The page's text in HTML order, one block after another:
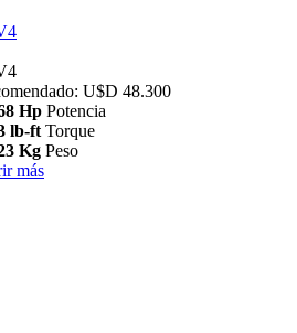
U$D 48.300
Hp Potencia
lb-ft Torque
Kg Peso
más